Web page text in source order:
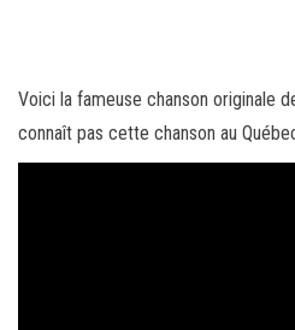
Voici la fameuse chanson originale
connaît pas cette chanson au